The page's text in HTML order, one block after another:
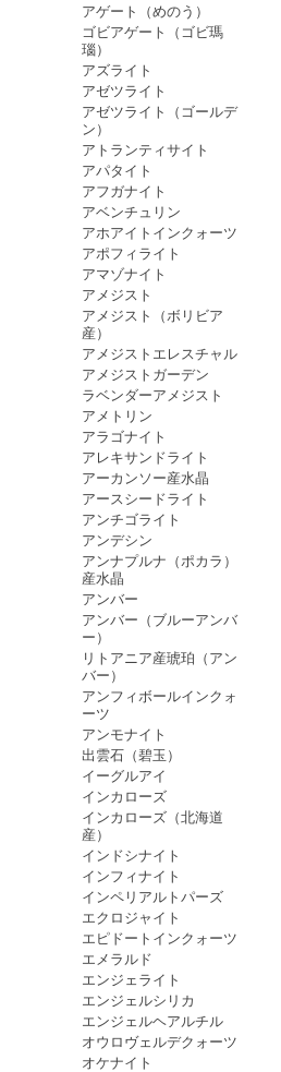
アゲート（めのう）
ゴビアゲート（ゴビ瑪
瑙）
アズライト
アゼツライト
アゼツライト（ゴールデ
ン）
アトランティサイト
アパタイト
アフガナイト
アベンチュリン
アホアイトインクォーツ
アポフィライト
アマゾナイト
アメジスト
アメジスト（ボリビア
産）
アメジストエレスチャル
アメジストガーデン
ラベンダーアメジスト
アメトリン
アラゴナイト
アレキサンドライト
アーカンソー産水晶
アースシードライト
アンチゴライト
アンデシン
アンナプルナ（ポカラ）
産水晶
アンバー
アンバー（ブルーアンバ
ー）
リトアニア産琥珀（アン
バー）
アンフィボールインクォ
ーツ
アンモナイト
出雲石（碧玉）
イーグルアイ
インカローズ
インカローズ（北海道
産）
インドシナイト
インフィナイト
インペリアルトパーズ
エクロジャイト
エピドートインクォーツ
エメラルド
エンジェライト
エンジェルシリカ
エンジェルヘアルチル
オウロヴェルデクォーツ
オケナイト